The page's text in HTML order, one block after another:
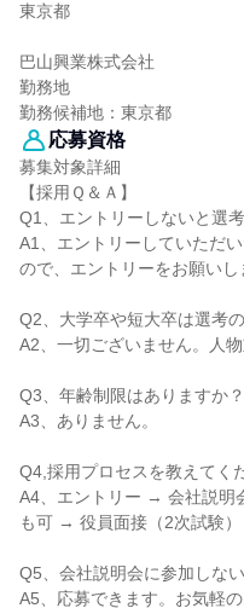
東京都
巴山興業株式会社
勤務地
勤務候補地：東京都
応募資格
募集対象詳細
【採用Ｑ＆Ａ】
Q1、エントリーしないと選
A1、エントリーしていただ
ので、エントリーをお願いし
Q2、大学卒や短大卒は選考
A2、一切ございません。人
Q3、年齢制限はありますか？
A3、ありません。
Q4,採用プロセスを教えてく
A4、エントリー → 会社説明
も可 → 役員面接（2次試験
Q5、会社説明会に参加しな
A5、応募できます。お気軽